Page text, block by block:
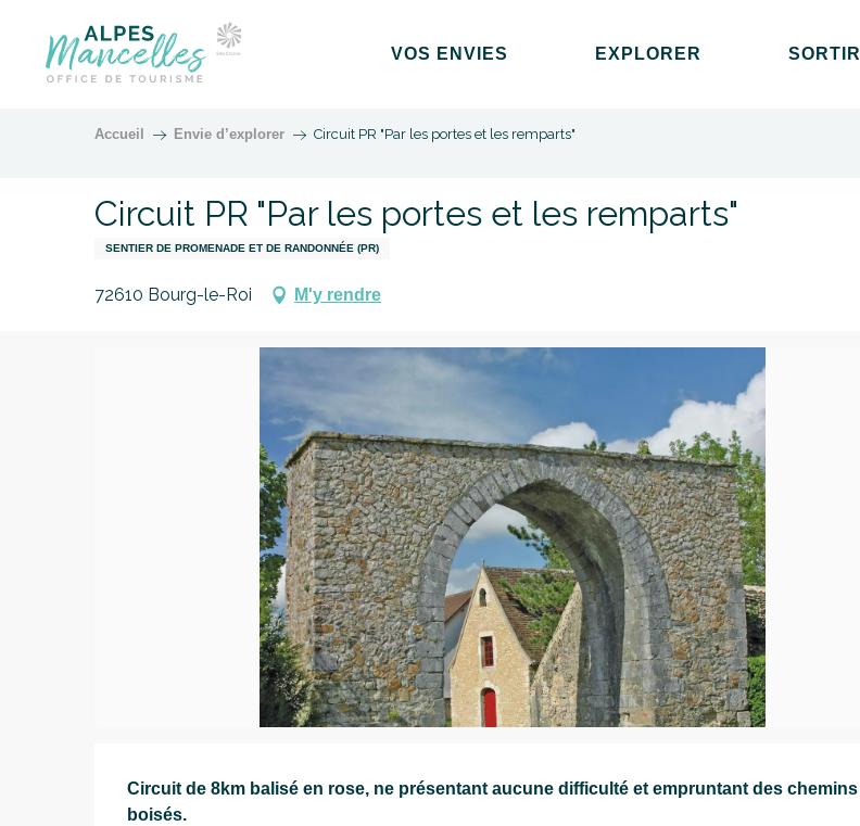
contenu
VOS ENVIES EXPLORER SORTIR
Accueil Envie d’explorer Circuit PR "Par les portes et les remparts"
Circuit PR "Par les portes et les remparts"
SENTIER DE PROMENADE ET DE RANDONNÉE (PR)
72610 Bourg-le-Roi M'y rendre
Description
Circuit de 8km balisé en rose, ne présentant aucune difficulté et empruntant des chemins
boisés.